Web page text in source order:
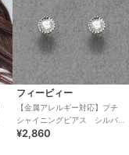
フィービィー
【金属アレルギー対応】プチ
シャイニングピアス シルバ
ー/サージカルステンレス
¥2,860